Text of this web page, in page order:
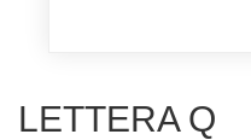
LETTERA Q